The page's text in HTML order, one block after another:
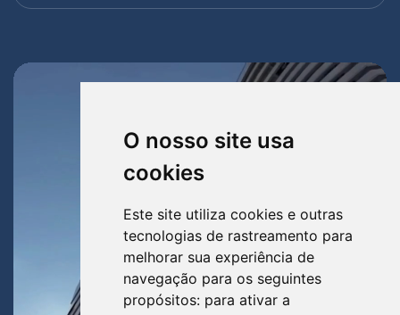
O nosso site usa
cookies
Este site utiliza cookies e outras
tecnologias de rastreamento para
melhorar sua experiência de
navegação para os seguintes
propósitos: para ativar a